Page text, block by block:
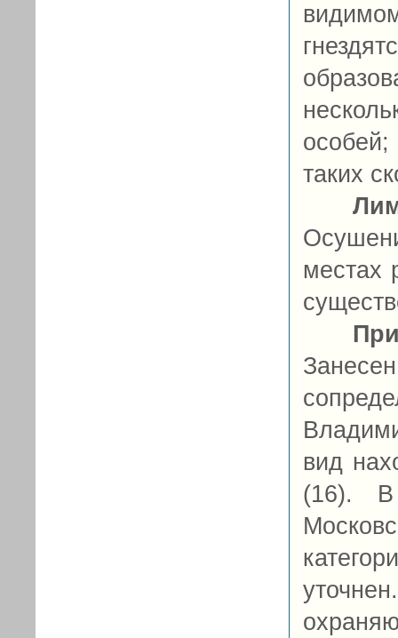
таких
местах
вид
(16). В